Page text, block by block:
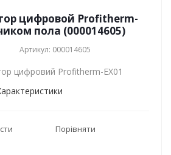
цифровой Profitherm-
пола (000014605)
Артикул: 000014605
цифровий Profitherm-EX01
Порівняти